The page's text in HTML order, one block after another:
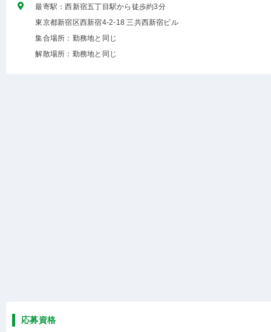
最寄駅：西新宿五丁目駅から徒歩約3分
東京都新宿区西新宿4-2-18 三共西新宿ビル
集合場所：勤務地と同じ
解散場所：勤務地と同じ
応募資格